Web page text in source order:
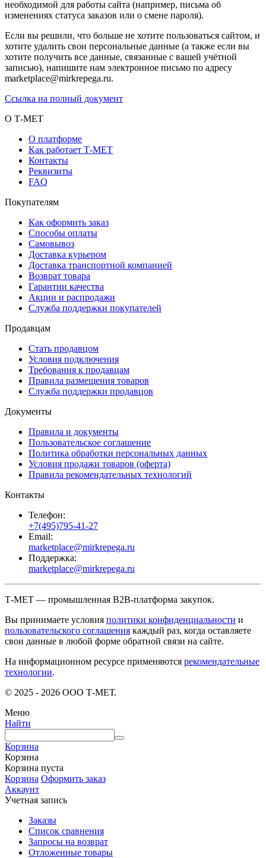
необходимой для работы сайта (например, письма об
изменениях статуса заказов или о смене пароля).
Если вы решили, что больше не хотите пользоваться сайтом, и
хотите удалить свои персональные данные (а также если вы
хотите получить все данные, связанные с вашей учётной
записью), напишите нам электронное письмо по адресу
marketplace@mirkrepega.ru.
Ссылка на полный документ
О Т-МЕТ
О платформе
Как работает Т-МЕТ
Контакты
Реквизиты
FAQ
Покупателям
Как оформить заказ
Способы оплаты
Самовывоз
Доставка курьером
Доставка транспортной компанией
Возврат товара
Гарантии качества
Акции и распродажи
Служба поддержки покупателей
Продавцам
Стать продавцом
Условия подключения
Требования к продавцам
Правила размещения товаров
Служба поддержки продавцов
Документы
Правила и документы
Пользовательское соглашение
Политика обработки персональных данных
Условия продажи товаров (оферта)
Правила рекомендательных технологий
Контакты
Телефон:
+7(495)795-41-27
Email:
marketplace@mirkrepega.ru
Поддержка:
marketplace@mirkrepega.ru
Т-МЕТ — промышленная B2B-платформа закупок.
Вы принимаете условия политики конфиденциальности и
пользовательского соглашения каждый раз, когда оставляете
свои данные в любой форме обратной связи на сайте.
На информационном ресурсе применяются рекомендательные
технологии.
© 2025 - 2026 ООО Т-МЕТ.
Меню
Найти
Корзина
Корзина
Корзина пуста
Корзина Оформить заказ
Аккаунт
Учетная запись
Заказы
Список сравнения
Запросы на возврат
Отложенные товары